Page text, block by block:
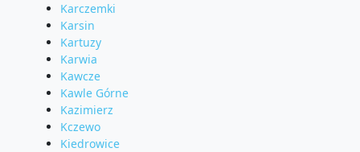
Karczemki
Karsin
Kartuzy
Karwia
Kawcze
Kawle Górne
Kazimierz
Kczewo
Kiedrowice